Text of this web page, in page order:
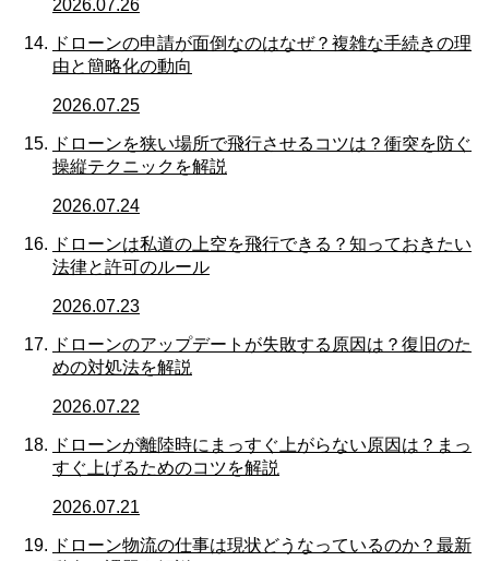
2026.07.26
ドローンの申請が面倒なのはなぜ？複雑な手続きの理
由と簡略化の動向
2026.07.25
ドローンを狭い場所で飛行させるコツは？衝突を防ぐ
操縦テクニックを解説
2026.07.24
ドローンは私道の上空を飛行できる？知っておきたい
法律と許可のルール
2026.07.23
ドローンのアップデートが失敗する原因は？復旧のた
めの対処法を解説
2026.07.22
ドローンが離陸時にまっすぐ上がらない原因は？まっ
すぐ上げるためのコツを解説
2026.07.21
ドローン物流の仕事は現状どうなっているのか？最新